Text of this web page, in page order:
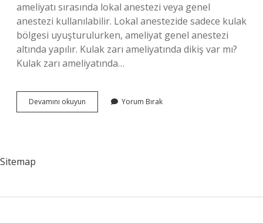
ameliyatı sırasında lokal anestezi veya genel
anestezi kullanılabilir. Lokal anestezide sadece kulak
bölgesi uyuşturulurken, ameliyat genel anestezi
altında yapılır. Kulak zarı ameliyatında dikiş var mı?
Kulak zarı ameliyatında…
Devamını okuyun
Zarı
Yorum Bırak
Sitemap